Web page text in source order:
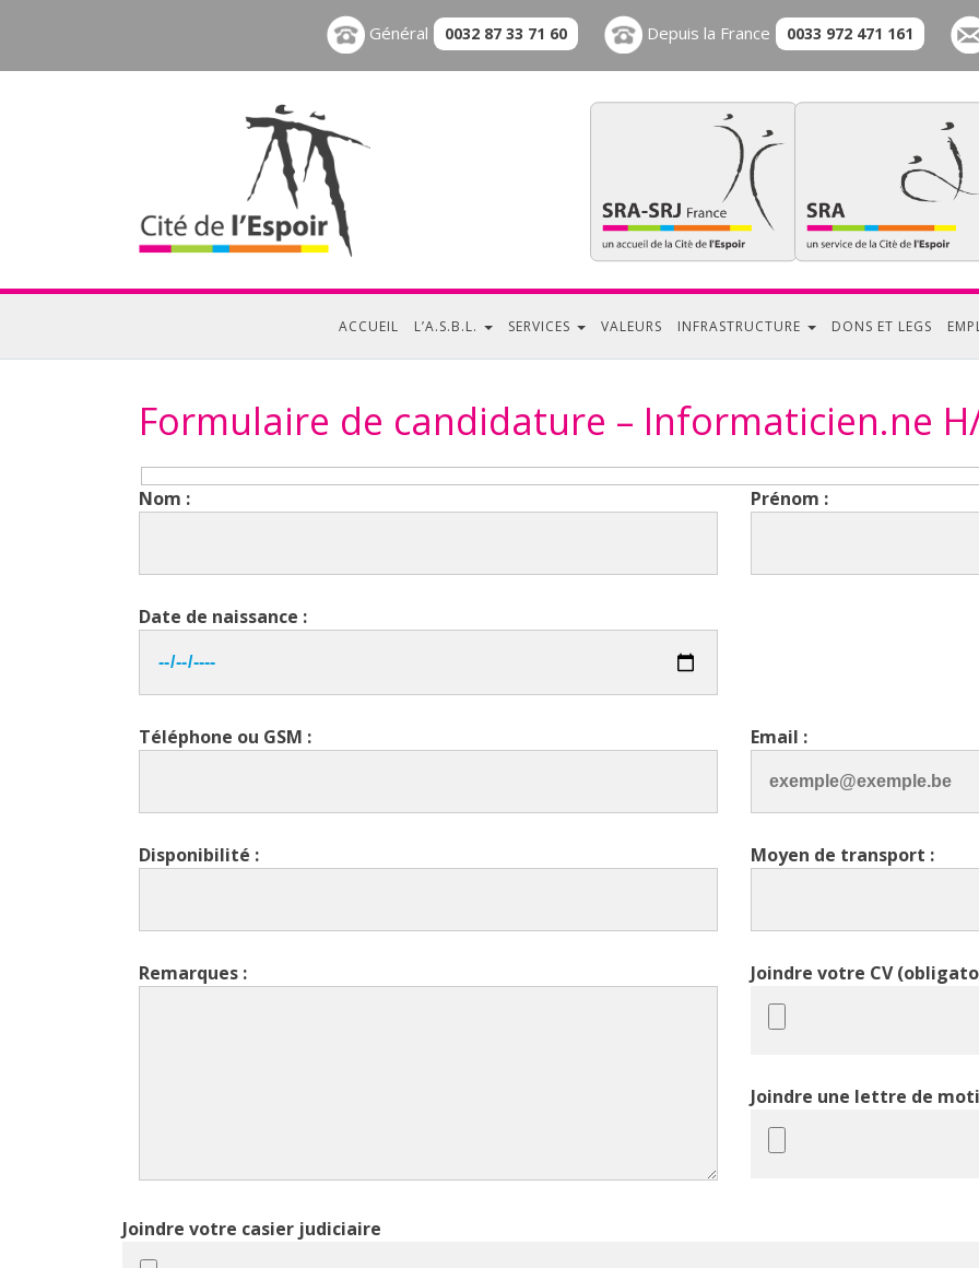
Général 0032 87 33 71 60 Depuis la France 0033 972 471 161
ACCUEIL L’A.S.B.L. SERVICES VALEURS INFRASTRUCTURE DONS ET LEGS
Formulaire de candidature – Informaticien.ne
Nom : Prénom :
Date de naissance :
Téléphone ou GSM : Email :
Disponibilité : Moyen de transport :
Remarques : Joindre votre CV
Joindre une lettre de
Joindre votre casier judiciaire